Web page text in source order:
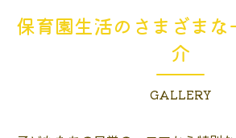
保育園生活のさまざまな
介
GALLERY